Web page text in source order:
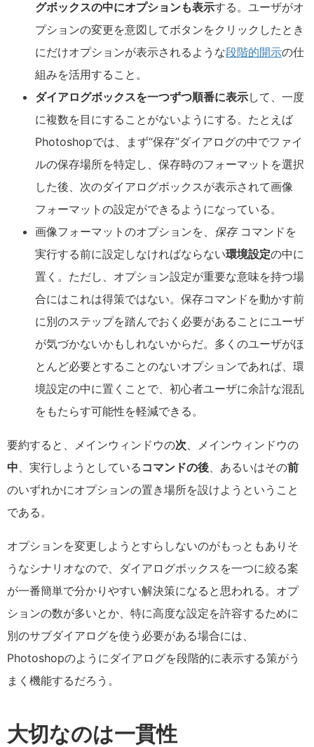
グボックスの中にオプションも表示する。ユーザがオ
プションの変更を意図してボタンをクリックしたとき
にだけオプションが表示されるような段階的開示の仕
組みを活用すること。
ダイアログボックスを一つずつ順番に表示して、一度
に複数を目にすることがないようにする。たとえば
Photoshopでは、まず“保存”ダイアログの中でファイ
ルの保存場所を特定し、保存時のフォーマットを選択
した後、次のダイアログボックスが表示されて画像
フォーマットの設定ができるようになっている。
画像フォーマットのオプションを、 保存コマンドを
実行する前に設定しなければならない環境設定の中に
置く。ただし、オプション設定が重要な意味を持つ場
合にはこれは得策ではない。保存コマンドを動かす前
に別のステップを踏んでおく必要があることにユーザ
が気づかないかもしれないからだ。多くのユーザがほ
とんど必要とすることのないオプションであれば、環
境設定の中に置くことで、初心者ユーザに余計な混乱
をもたらす可能性を軽減できる。
要約すると、メインウィンドウの次 、メインウィンドウの
中 、実行しようとしている コマンドの後 、あるいはその前
のいずれかにオプションの置き場所を設けようということ
である。
オプションを変更しようとすらしないのがもっともありそ
うなシナリオなので、ダイアログボックスを一つに絞る案
が一番簡単で分かりやすい解決策になると思われる。オプ
ションの数が多いとか、特に高度な設定を許容するために
別のサブダイアログを使う必要がある場合には、
Photoshopのようにダイアログを段階的に表示する策がう
まく機能するだろう。
大切なのは一貫性